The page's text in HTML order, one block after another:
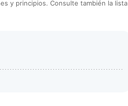
y principios. Consulte también la lista